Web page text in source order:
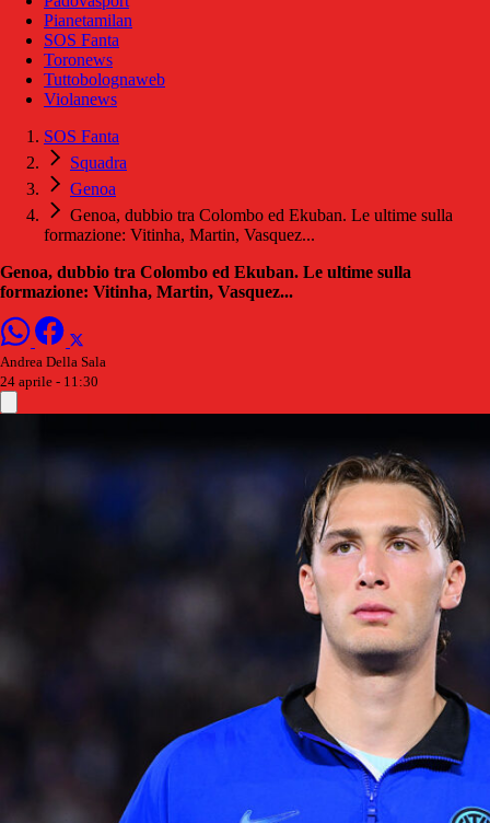
Pianetamilan
SOS Fanta
Toronews
Tuttobolognaweb
Violanews
SOS Fanta
Squadra
Genoa
Genoa, dubbio tra Colombo ed Ekuban. Le ultime sulla
formazione: Vitinha, Martin, Vasquez...
Genoa, dubbio tra Colombo ed Ekuban. Le ultime sulla
formazione: Vitinha, Martin, Vasquez...
Andrea Della Sala
24 aprile - 11:30